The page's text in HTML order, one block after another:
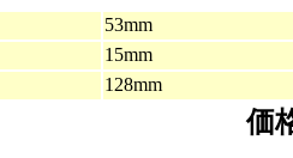
53mm
15mm
128mm
価